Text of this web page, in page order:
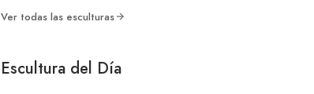
Ver todas las esculturas
Escultura del Día